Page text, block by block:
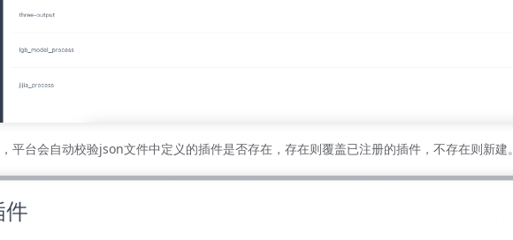
平台会自动校验json文件中定义的插件是否存在，存在则覆盖已注册的插件，不存在则新建。